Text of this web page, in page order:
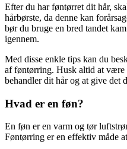
Efter du har føntørret dit hår,
hårbørste, da denne kan
bør du bruge en bred tandet
igennem.
Med disse enkle tips kan du
af føntørring. Husk altid at
behandler dit hår og at give det
Hvad er en føn?
En føn er en varm og tør
Føntørring er en effektiv måde